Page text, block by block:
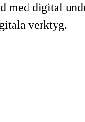
med digital
verktyg.